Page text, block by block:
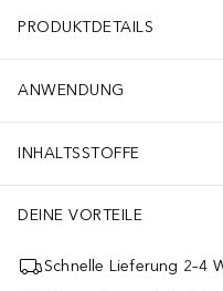
PRODUKTDETAILS
ANWENDUNG
INHALTSSTOFFE
DEINE VORTEILE
Schnelle Lieferung 2–4